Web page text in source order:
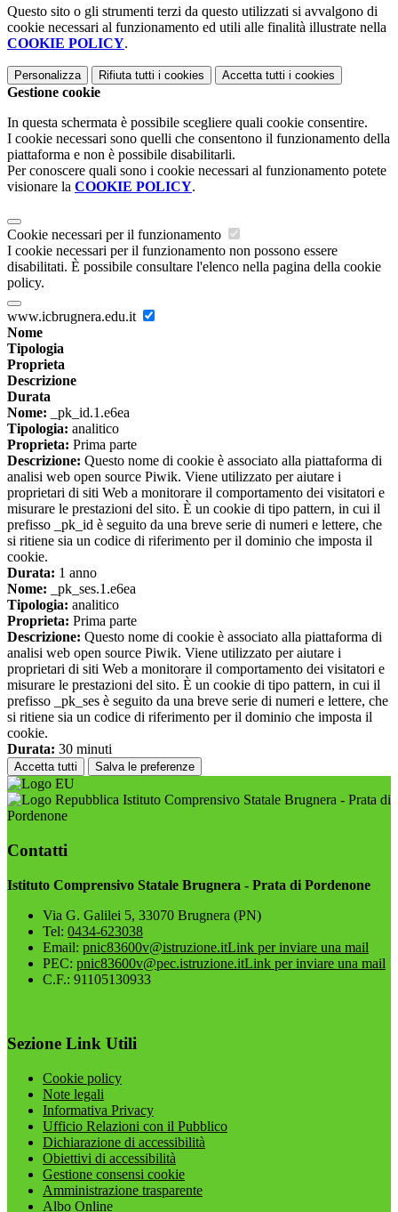
Questo sito o gli strumenti terzi da questo utilizzati si avvalgono di
cookie necessari al funzionamento ed utili alle finalità illustrate nella
COOKIE POLICY.
Personalizza Rifiuta tutti i cookies Accetta tutti i cookies
Gestione cookie
In questa schermata è possibile scegliere quali cookie consentire.
I cookie necessari sono quelli che consentono il funzionamento della
piattaforma e non è possibile disabilitarli.
Per conoscere quali sono i cookie necessari al funzionamento potete
visionare la COOKIE POLICY.
Cookie necessari per il funzionamento
I cookie necessari per il funzionamento non possono essere
disabilitati. È possibile consultare l'elenco nella pagina della cookie
policy.
www.icbrugnera.edu.it
Nome
Tipologia
Proprieta
Descrizione
Durata
Nome: _pk_id.1.e6ea
Tipologia: analitico
Proprieta: Prima parte
Descrizione: Questo nome di cookie è associato alla piattaforma di
analisi web open source Piwik. Viene utilizzato per aiutare i
proprietari di siti Web a monitorare il comportamento dei visitatori e
misurare le prestazioni del sito. È un cookie di tipo pattern, in cui il
prefisso _pk_id è seguito da una breve serie di numeri e lettere, che
si ritiene sia un codice di riferimento per il dominio che imposta il
cookie.
Durata: 1 anno
Nome: _pk_ses.1.e6ea
Tipologia: analitico
Proprieta: Prima parte
Descrizione: Questo nome di cookie è associato alla piattaforma di
analisi web open source Piwik. Viene utilizzato per aiutare i
proprietari di siti Web a monitorare il comportamento dei visitatori e
misurare le prestazioni del sito. È un cookie di tipo pattern, in cui il
prefisso _pk_ses è seguito da una breve serie di numeri e lettere, che
si ritiene sia un codice di riferimento per il dominio che imposta il
cookie.
Durata: 30 minuti
Accetta tutti Salva le preferenze
Istituto Comprensivo Statale Brugnera - Prata di
Pordenone
Contatti
Istituto Comprensivo Statale Brugnera - Prata di Pordenone
Via G. Galilei 5, 33070 Brugnera (PN)
Tel: 0434-623038
Email: pnic83600v@istruzione.itLink per inviare una mail
PEC: pnic83600v@pec.istruzione.itLink per inviare una mail
C.F.: 91105130933
Sezione Link Utili
Cookie policy
Note legali
Informativa Privacy
Ufficio Relazioni con il Pubblico
Dichiarazione di accessibilità
Obiettivi di accessibilità
Gestione consensi cookie
Amministrazione trasparente
Albo Online